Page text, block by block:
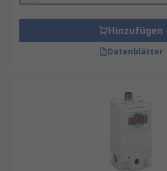
Hinzufügen
Datenblätter